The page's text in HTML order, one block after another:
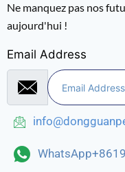
Ne manquez pas nos
aujourd'hui !
Email Address